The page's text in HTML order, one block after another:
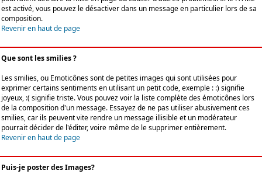
est activé, vous pouvez le désactiver dans un message en particulier lors de sa
composition.
Revenir en haut de page
Que sont les smilies ?
Les smilies, ou Emoticônes sont de petites images qui sont utilisées pour
exprimer certains sentiments en utilisant un petit code, exemple : :) signifie
joyeux, :( signifie triste. Vous pouvez voir la liste complète des émoticônes lors
de la composition d'un message. Essayez de ne pas utiliser abusivement ces
smilies, car ils peuvent vite rendre un message illisible et un modérateur
pourrait décider de l'éditer, voire même de le supprimer entièrement.
Revenir en haut de page
Puis-je poster des Images?